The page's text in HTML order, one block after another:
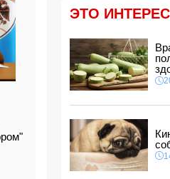
В Индии тигр
21:00, 07.08.2026
Врач рассказала,
здоровья
20:48, 07.08.2026
Футболисту
клубе
20:28, 07.08.2026
В Азербайджане
предупреждение
ЭТО